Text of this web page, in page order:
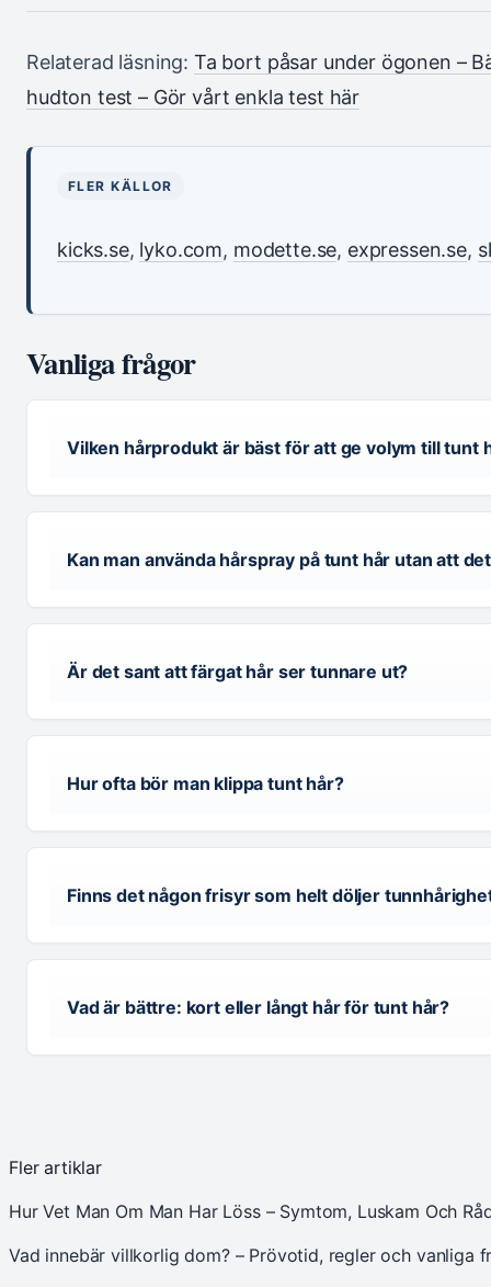
Relaterad läsning: Ta bort påsar under ögonen –
hudton test – Gör vårt enkla test här
FLER KÄLLOR
kicks.se, lyko.com, modette.se, expressen.se,
Vanliga frågor
Vilken hårprodukt är bäst för att ge volym till tunt
Kan man använda hårspray på tunt hår utan att
Är det sant att färgat hår ser tunnare ut?
Hur ofta bör man klippa tunt hår?
Finns det någon frisyr som helt döljer
Vad är bättre: kort eller långt hår för tunt hår?
Fler artiklar
Hur Vet Man Om Man Har Löss – Symtom, Luskam Och
Vad innebär villkorlig dom? – Prövotid, regler och vanliga